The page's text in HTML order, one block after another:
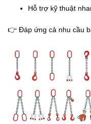
Hỗ trợ kỹ thuật
👉 Đáp ứng cả nhu cầu